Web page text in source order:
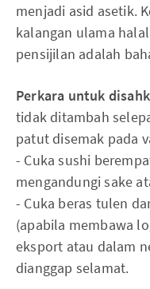
menjadi asid asetik.
kalangan ulama
pensijilan adalah
Perkara untuk
tidak ditambah
patut disemak pada
- Cuka sushi
mengandungi sake
- Cuka beras tulen
(apabila membawa
eksport atau dalam
dianggap selamat.